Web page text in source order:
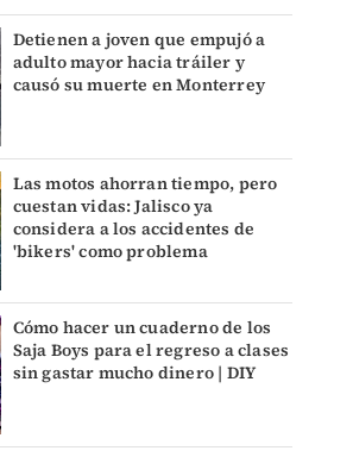
Detienen a joven que empujó a
adulto mayor hacia tráiler y
causó su muerte en Monterrey
Las motos ahorran tiempo, pero
cuestan vidas: Jalisco ya
considera a los accidentes de
'bikers' como problema
Cómo hacer un cuaderno de los
Saja Boys para el regreso a clases
sin gastar mucho dinero | DIY